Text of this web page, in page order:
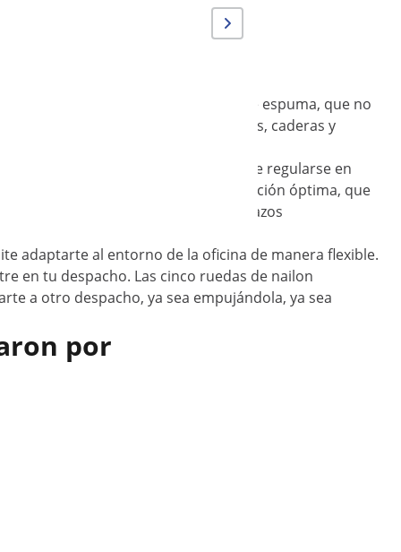
queda garantizado por el relleno de espuma, que no
escritorio ayudará a que tus piernas, caderas y
días calurosos.
de dos palancas, y puede regularse en
ruedas se puede inclinar a la posición óptima, que
los muslos. Si deseas aliviar los brazos
adaptarte al entorno de la oficina de manera flexible.
en tu despacho. Las cinco ruedas de nailon
a otro despacho, ya sea empujándola, ya sea
por